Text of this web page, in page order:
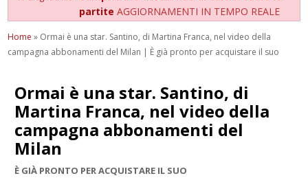
partiteAGGIORNAMENTI IN TEMPO REALE
Home » Ormai è una star. Santino, di Martina Franca, nel video della
campagna abbonamenti del Milan | È già pronto per acquistare il suo
Ormai è una star. Santino, di
Martina Franca, nel video della
campagna abbonamenti del
Milan
È GIÀ PRONTO PER ACQUISTARE IL SUO